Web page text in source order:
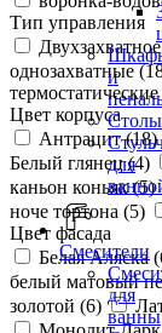
и
Столы
для
Смесители
для
ванны
Тип управления
однозахватные (
Цвет корпуса
Антрацит (18)
Белый глянец (4)
каньон коньяк (5)
ноче тортона (5)
Цвет фасада
Белая Аляска (
белый матовый
золотой (6)